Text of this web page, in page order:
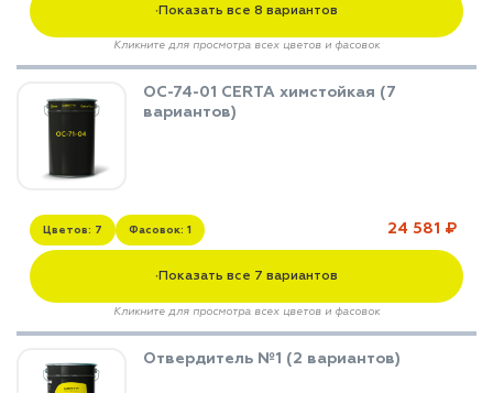
▼Показать все 8 вариантов
Кликните для просмотра всех цветов и фасовок
ОС-74-01 CERTA химстойкая (7
вариантов)
Цветов: 7 Фасовок: 1 24 581 ₽
▼Показать все 7 вариантов
Кликните для просмотра всех цветов и фасовок
Отвердитель №1 (2 вариантов)